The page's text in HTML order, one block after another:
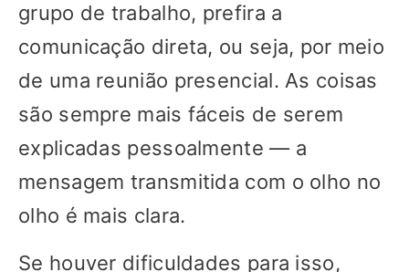
grupo de trabalho, prefira a
comunicação direta, ou seja, por meio
de uma reunião presencial. As coisas
são sempre mais fáceis de serem
explicadas pessoalmente — a
mensagem transmitida com o olho no
olho é mais clara.
Se houver dificuldades para isso,